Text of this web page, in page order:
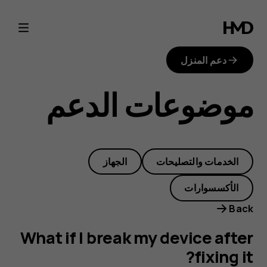
What
if
break
my
device
after
fixing
دعم المنزل
موضوعات الدعم
الخدمات والتصليحات الجهاز
الأكسسوارات
Back
What if I break my device after
fixing it?